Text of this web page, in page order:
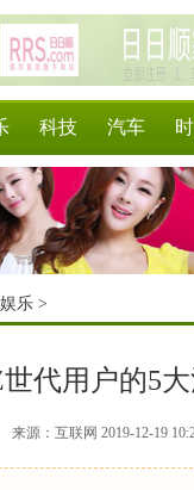
科技 汽车
娱乐 >
代用户的5
来源：互联网 2019-12-19